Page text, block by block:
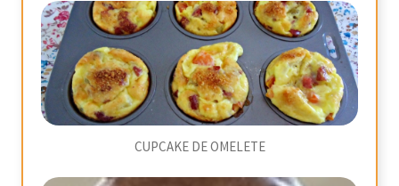
CUPCAKE DE OMELETE